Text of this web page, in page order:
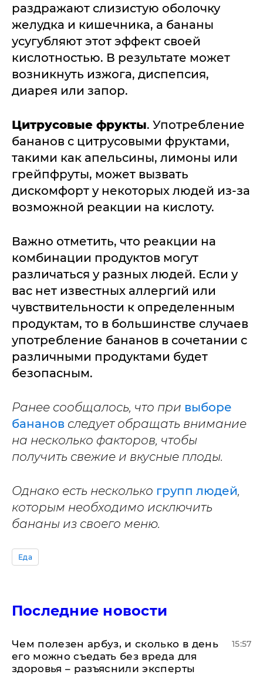
раздражают слизистую оболочку
желудка и кишечника, а бананы
усугубляют этот эффект своей
кислотностью. В результате может
возникнуть изжога, диспепсия,
диарея или запор.
Цитрусовые фрукты. Употребление
бананов с цитрусовыми фруктами,
такими как апельсины, лимоны или
грейпфруты, может вызвать
дискомфорт у некоторых людей из-за
возможной реакции на кислоту.
Важно отметить, что реакции на
комбинации продуктов могут
различаться у разных людей. Если у
вас нет известных аллергий или
чувствительности к определенным
продуктам, то в большинстве случаев
употребление бананов в сочетании с
различными продуктами будет
безопасным.
Ранее сообщалось, что при выборе
бананов следует обращать внимание
на несколько факторов, чтобы
получить свежие и вкусные плоды.
Однако есть несколько групп людей,
которым необходимо исключить
бананы из своего меню.
Еда
Последние новости
Чем полезен арбуз, и сколько в день
его можно съедать без вреда для
здоровья – разъяснили эксперты
15:57